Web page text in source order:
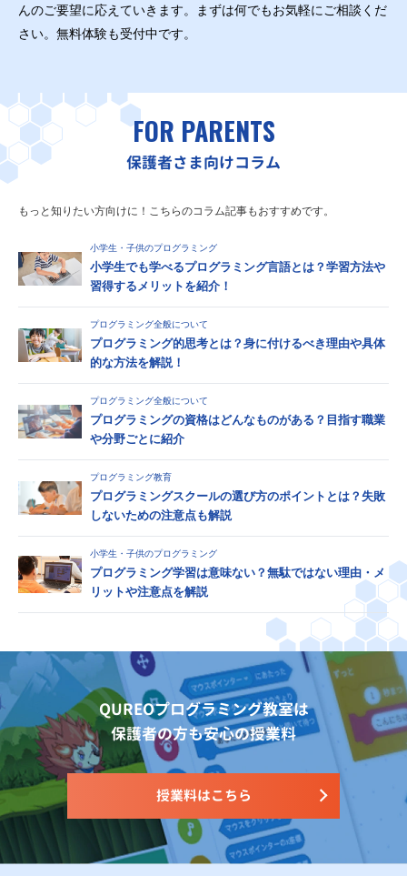
んのご要望に応えていきます。まずは何でもお気軽にご相談くだ
さい。無料体験も受付中です。
FOR PARENTS
保護者さま向けコラム
もっと知りたい方向けに！こちらのコラム記事もおすすめです。
小学生・子供のプログラミング
小学生でも学べるプログラミング言語とは？学習方法や
習得するメリットを紹介！
プログラミング全般について
プログラミング的思考とは？身に付けるべき理由や具体
的な方法を解説！
プログラミング全般について
プログラミングの資格はどんなものがある？目指す職業
や分野ごとに紹介
プログラミング教育
プログラミングスクールの選び方のポイントとは？失敗
しないための注意点も解説
小学生・子供のプログラミング
プログラミング学習は意味ない？無駄ではない理由・メ
リットや注意点を解説
QUREOプログラミング教室は
保護者の方も安心の授業料
授業料はこちら